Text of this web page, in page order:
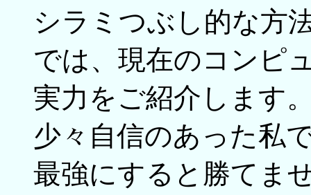
シラミつぶし的な方
では、現在のコンピ
実力をご紹介します
少々自信のあった私
最強にすると勝てま